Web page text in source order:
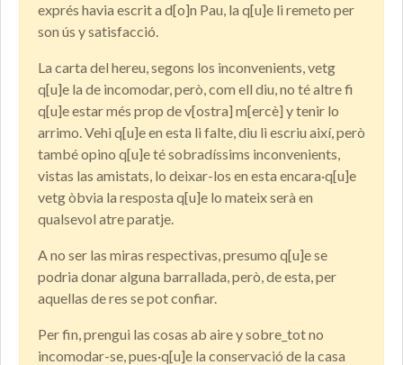
exprés havia escrit a d[o]n Pau, la q[u]e li remeto per
son ús y satisfacció.
La carta del hereu, segons los inconvenients, vetg
q[u]e la de incomodar, però, com ell diu, no té altre fi
q[u]e estar més prop de v[ostra] m[ercè] y tenir lo
arrimo. Vehi q[u]e en esta li falte, diu li escriu així, però
també opino q[u]e té sobradíssims inconvenients,
vistas las amistats, lo deixar-los en esta encara·q[u]e
vetg òbvia la resposta q[u]e lo mateix serà en
qualsevol atre paratje.
A no ser las miras respectivas, presumo q[u]e se
podria donar alguna barrallada, però, de esta, per
aquellas de res se pot confiar.
Per fin, prengui las cosas ab aire y sobre_tot no
incomodar-se, pues·q[u]e la conservació de la casa